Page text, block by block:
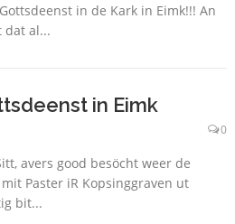
in de Kark in Eimk!!! An
dat al...
in Eimk
0
avers good besöcht weer de
Paster iR Kopsinggraven ut
bit...